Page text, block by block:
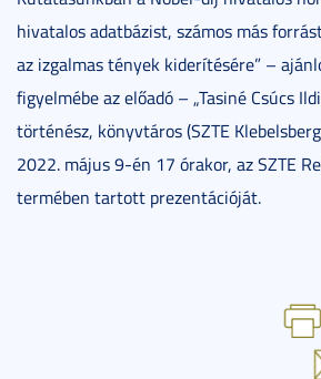
hivatalos adatbázist, számos más
az izgalmas tények kiderítésére” –
figyelmébe az előadó – „Tasiné Csúcs
történész, könyvtáros (SZTE
2022. május 9-én 17 órakor, az SZTE
termében tartott prezentációját.